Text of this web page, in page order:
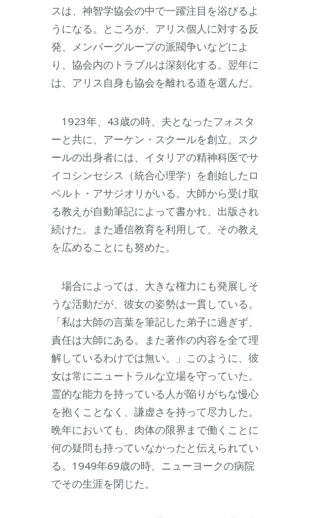
スは、神智学協会の中で一躍注目を浴びるよ
うになる。ところが、アリス個人に対する反
発、メンバーグループの派閥争いなどによ
り、協会内のトラブルは深刻化する。翌年に
は、アリス自身も協会を離れる道を選んだ。
1923年、43歳の時、夫となったフォスタ
ーと共に、アーケン・スクールを創立。スク
ールの出身者には、イタリアの精神科医でサ
イコシンセシス（統合心理学）を創始したロ
ベルト・アサジオリがいる。大師から受け取
る教えが自動筆記によって書かれ、出版され
続けた。また通信教育を利用して、その教え
を広めることにも努めた。
場合によっては、大きな権力にも発展しそ
うな活動だが、彼女の姿勢は一貫している。
「私は大師の言葉を筆記した弟子に過ぎず、
責任は大師にある。また著作の内容を全て理
解しているわけでは無い。」このように、彼
女は常にニュートラルな立場を守っていた。
霊的な能力を持っている人が陥りがちな慢心
を抱くことなく、謙虚さを持って尽力した。
晩年においても、肉体の限界まで働くことに
何の疑問も持っていなかったと伝えられてい
る。1949年69歳の時、ニューヨークの病院
でその生涯を閉じた。